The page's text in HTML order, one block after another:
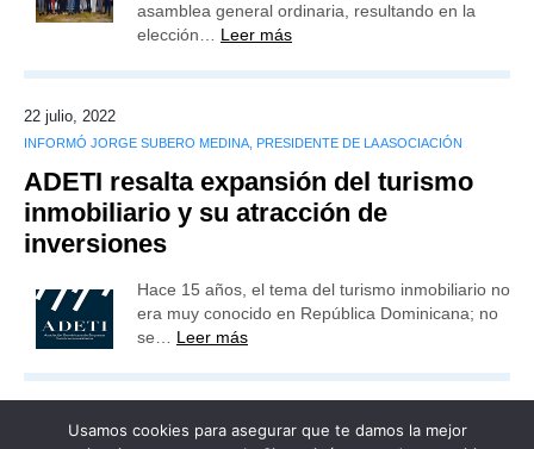
asamblea general ordinaria, resultando en la
elección… Leer más
22 julio, 2022
INFORMÓ JORGE SUBERO MEDINA, PRESIDENTE DE LA ASOCIACIÓN
ADETI resalta expansión del turismo
inmobiliario y su atracción de
inversiones
Hace 15 años, el tema del turismo inmobiliario no
era muy conocido en República Dominicana; no
se… Leer más
Usamos cookies para asegurar que te damos la mejor